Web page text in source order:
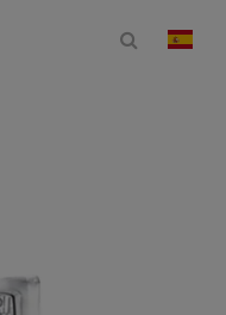
Abrir